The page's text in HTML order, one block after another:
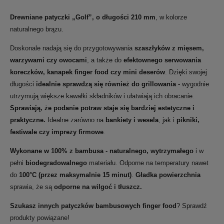
Drewniane patyczki „Golf”, o długości 210 mm, w kolorze
naturalnego brązu.
Doskonale nadają się do przygotowywania szaszłyków z mięsem,
warzywami czy owocami, a także do efektownego serwowania
koreczków, kanapek finger food czy mini deserów. Dzięki swojej
długości idealnie sprawdzą się również do grillowania- wygodnie
utrzymują większe kawałki składników i ułatwiają ich obracanie.
Sprawiają, że podanie potraw staje się bardziej estetyczne i
praktyczne. Idealne zarówno na bankiety i wesela, jak i pikniki,
festiwale czy imprezy firmowe.
Wykonane w 100% z bambusa- naturalnego, wytrzymałego i w
pełni biodegradowalnego materiału. Odporne na temperatury nawet
do 100°C (przez maksymalnie 15 minut). Gładka powierzchnia
sprawia, że są odporne na wilgoć i tłuszcz.
Szukasz innych patyczków bambusowych finger food? Sprawdź
produkty powiązane!